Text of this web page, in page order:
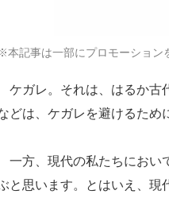
本記事は一部にプロモーション
ケガレ。それは、はるか古
どは、ケガレを避けるため
一方、現代の私たちにおい
と思います。とはいえ、現